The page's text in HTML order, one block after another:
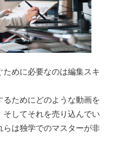
めに必要なのは編集スキ
るためにどのような動画を
してそれを売り込んでい
らは独学でのマスターが非